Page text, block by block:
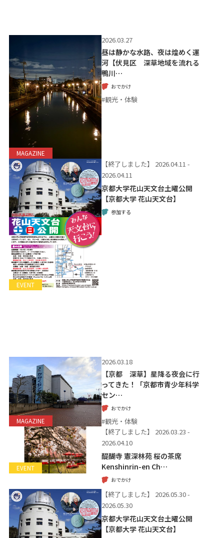
MAGAZINE
2026.03.27
昼は静かな水路、夜は煌めく運
河【伏見区 深草地域を流れる
鴨川…
おでかけ
#観光・体験
EVENT
【終了しました】
2026.04.11 -
2026.04.11
京都大学花山天文台土曜公開
【京都大学 花山天文台】
参加する
MAGAZINE
2026.03.18
【京都 深草】星降る夜会に行
ってきた！「京都市青少年科学
セン…
おでかけ
#観光・体験
EVENT
【終了しました】
2026.03.23 -
2026.04.10
醍醐寺 憲深林苑 桜の茶席
Kenshinrin-en Ch…
おでかけ
【終了しました】
2026.05.30 -
2026.05.30
京都大学花山天文台土曜公開
【京都大学 花山天文台】